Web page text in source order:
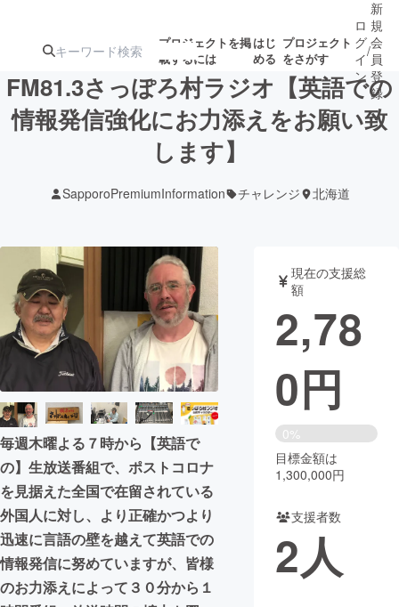
プロジェクトを掲
載するには
はじ
める
プロジェクト
をさがす
注目の新着プロ募集終了が近いプ
テクノロジー・ガジェット
映像・映画 書籍・雑誌
ビジネス・起業 チャレンジ
まちづくり・地域活性化
CAMPFIRE for Social Good
CAMPFIRE Creation
CAMPFIREふるさと納税machi-ya コミュニティ
ロ
グ
イ
ン
/
新
規
会
員
登
録
FM81.3さっぽろ村ラジオ【英語での
情報発信強化にお力添えをお願い致
します】
SapporoPremiumInformation チャレンジ 北海道
毎週木曜よる７時から【英語で
の】生放送番組で、ポストコロナ
を見据えた全国で在留されている
外国人に対し、より正確かつより
迅速に言語の壁を越えて英語での
情報発信に努めていますが、皆様
のお力添えによって３０分から１
現在の支援総
額
2,78
0円
0%
目標金額は
1,300,000円
支援者数
2人